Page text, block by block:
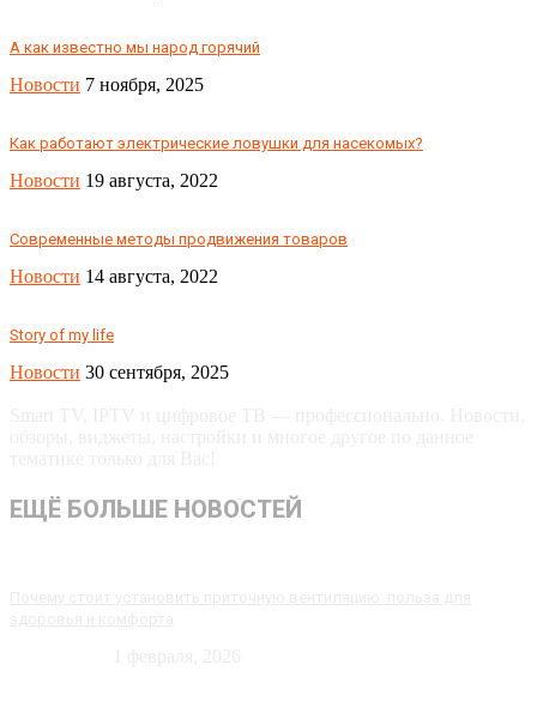
А как известно мы народ горячий
Новости 7 ноября, 2025
Как работают электрические ловушки для насекомых?
Новости 19 августа, 2022
Современные методы продвижения товаров
Новости 14 августа, 2022
Story of my life
Новости 30 сентября, 2025
ЕЩЁ БОЛЬШЕ НОВОСТЕЙ